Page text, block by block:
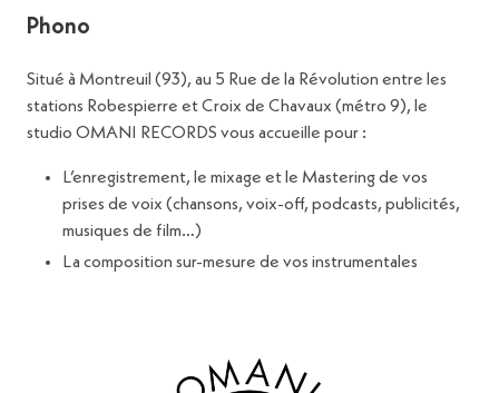
Phono
Situé à Montreuil (93), au 5 Rue de la Révolution entre les
stations Robespierre et Croix de Chavaux (métro 9), le
studio OMANI RECORDS vous accueille pour :
L’enregistrement, le mixage et le Mastering de vos
prises de voix (chansons, voix-off, podcasts, publicités,
musiques de film…)
La composition sur-mesure de vos instrumentales